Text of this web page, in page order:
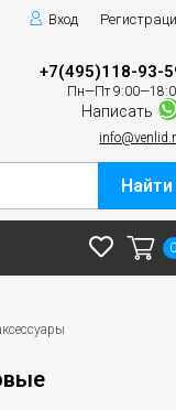
Вход
+7(495)118-93-
Пн—Пт
Написать
Найти